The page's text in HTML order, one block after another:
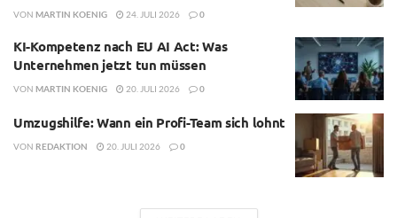
VON MARTIN KOENIG 24. JULI 2026 0
KI-Kompetenz nach EU AI Act: Was
Unternehmen jetzt tun müssen
VON MARTIN KOENIG 20. JULI 2026 0
Umzugshilfe: Wann ein Profi-Team sich lohnt
VON REDAKTION 20. JULI 2026 0